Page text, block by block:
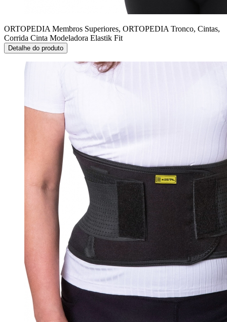
ORTOPEDIA Membros Superiores, ORTOPEDIA Tronco, Cintas,
Corrida Cinta Modeladora Elastik Fit
Detalhe do produto